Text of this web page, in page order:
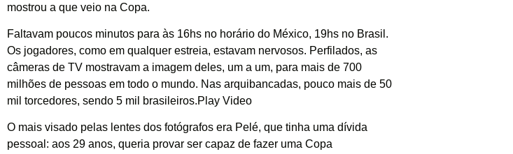
mostrou a que veio na Copa.
Faltavam poucos minutos para às 16hs no horário do México, 19hs no Brasil.
Os jogadores, como em qualquer estreia, estavam nervosos. Perfilados, as
câmeras de TV mostravam a imagem deles, um a um, para mais de 700
milhões de pessoas em todo o mundo. Nas arquibancadas, pouco mais de 50
mil torcedores, sendo 5 mil brasileiros.Play Video
O mais visado pelas lentes dos fotógrafos era Pelé, que tinha uma dívida
pessoal: aos 29 anos, queria provar ser capaz de fazer uma Copa